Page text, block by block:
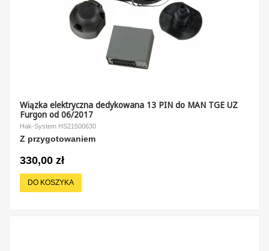
Wiązka elektryczna dedykowana 13 PIN do MAN TGE UZ
Furgon od 06/2017
Hak-System HS21500630
Z przygotowaniem
330,00 zł
DO KOSZYKA